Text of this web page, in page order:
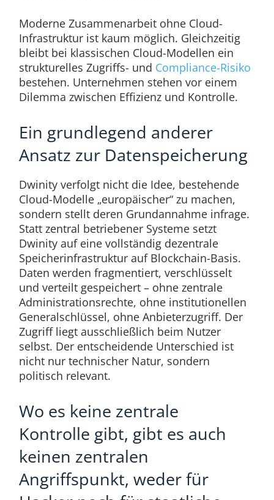
Moderne Zusammenarbeit ohne Cloud-
Infrastruktur ist kaum möglich. Gleichzeitig
bleibt bei klassischen Cloud-Modellen ein
strukturelles Zugriffs- und Compliance-Risiko
bestehen. Unternehmen stehen vor einem
Dilemma zwischen Effizienz und Kontrolle.
Ein grundlegend anderer
Ansatz zur Datenspeicherung
Dwinity verfolgt nicht die Idee, bestehende
Cloud-Modelle „europäischer“ zu machen,
sondern stellt deren Grundannahme infrage.
Statt zentral betriebener Systeme setzt
Dwinity auf eine vollständig dezentrale
Speicherinfrastruktur auf Blockchain-Basis.
Daten werden fragmentiert, verschlüsselt
und verteilt gespeichert – ohne zentrale
Administrationsrechte, ohne institutionellen
Generalschlüssel, ohne Anbieterzugriff. Der
Zugriff liegt ausschließlich beim Nutzer
selbst. Der entscheidende Unterschied ist
nicht nur technischer Natur, sondern
politisch relevant.
Wo es keine zentrale
Kontrolle gibt, gibt es auch
keinen zentralen
Angriffspunkt, weder für